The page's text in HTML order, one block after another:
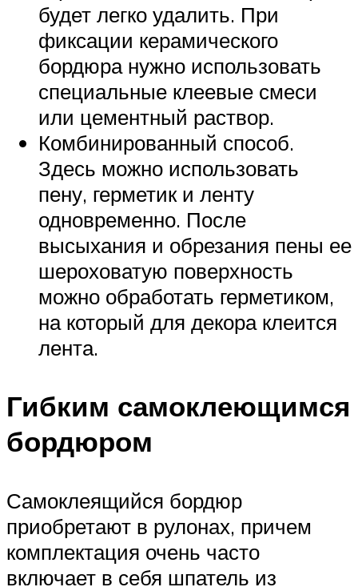
будет легко удалить. При
фиксации керамического
бордюра нужно использовать
специальные клеевые смеси
или цементный раствор.
Комбинированный способ.
Здесь можно использовать
пену, герметик и ленту
одновременно. После
высыхания и обрезания пены ее
шероховатую поверхность
можно обработать герметиком,
на который для декора клеится
лента.
Гибким самоклеющимся
бордюром
Самоклеящийся бордюр
приобретают в рулонах, причем
комплектация очень часто
включает в себя шпатель из